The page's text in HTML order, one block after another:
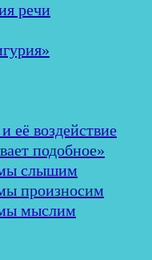
речи
её воздействие
подобное»
слышим
произносим
мыслим